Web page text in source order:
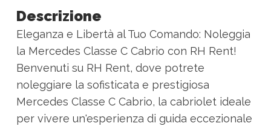
Descrizione
Eleganza e Libertà al Tuo Comando: Noleggia
la Mercedes Classe C Cabrio con RH Rent!
Benvenuti su RH Rent, dove potrete
noleggiare la sofisticata e prestigiosa
Mercedes Classe C Cabrio, la cabriolet ideale
per vivere un'esperienza di guida eccezionale